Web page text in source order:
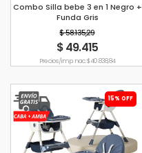
Combo Silla bebe 3 en 1 Negro +
Funda Gris
$ 58.135,29
$ 49.415
Precio s/imp. nac. $ 40.838,84
15% OFF